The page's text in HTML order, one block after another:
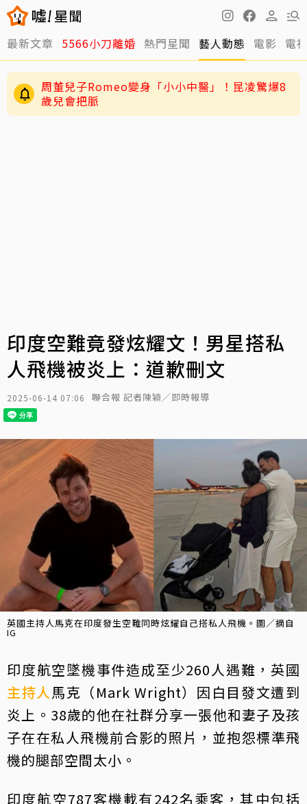
最新文章 5566小刀離婚 熱門星聞 藝人動態 電影 電
周董兒子Romeo變身「小小中醫」！昆凌驚爆8
歲兒會把脈
印度空難竟發炫耀文！男星搭私
人飛機被炎上：道歉刪文
2025-06-14 07:06 聯合報 記者陳穎／即時報導
英國主持人馬克在印度發生空難同時炫耀自己搭私人飛機。圖／摘自
IG
印度航空墜機事件造成至少260人遇難，英國
主持人馬克（Mark Wright）因白目發文遭到
炎上。38歲的他在社群分享一張他和妻子及孩
子在在私人飛機前合影的照片，並抱怨標準飛
機的腿部空間太小。
印度航空787客機載有242名乘客，其中包括